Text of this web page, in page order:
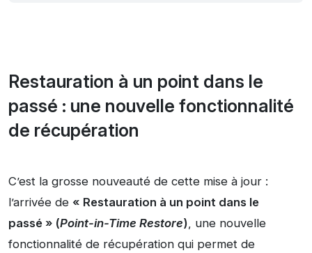
Restauration à un point dans le
passé : une nouvelle fonctionnalité
de récupération
C’est la grosse nouveauté de cette mise à jour :
l’arrivée de « Restauration à un point dans le
passé » (Point-in-Time Restore), une nouvelle
fonctionnalité de récupération qui permet de